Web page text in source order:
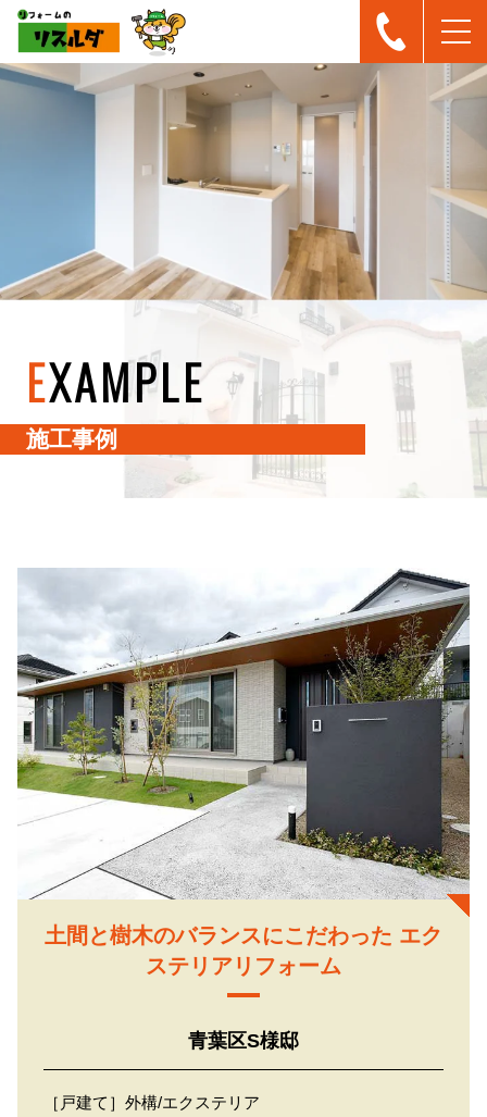
EXAMPLE
施工事例
土間と樹木のバランスにこだわった エク
ステリアリフォーム
青葉区S様邸
［戸建て］外構/エクステリア